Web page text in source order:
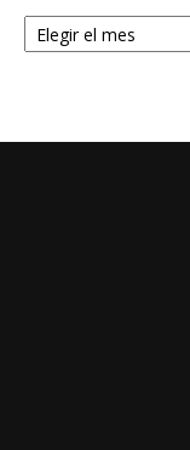
Archivos